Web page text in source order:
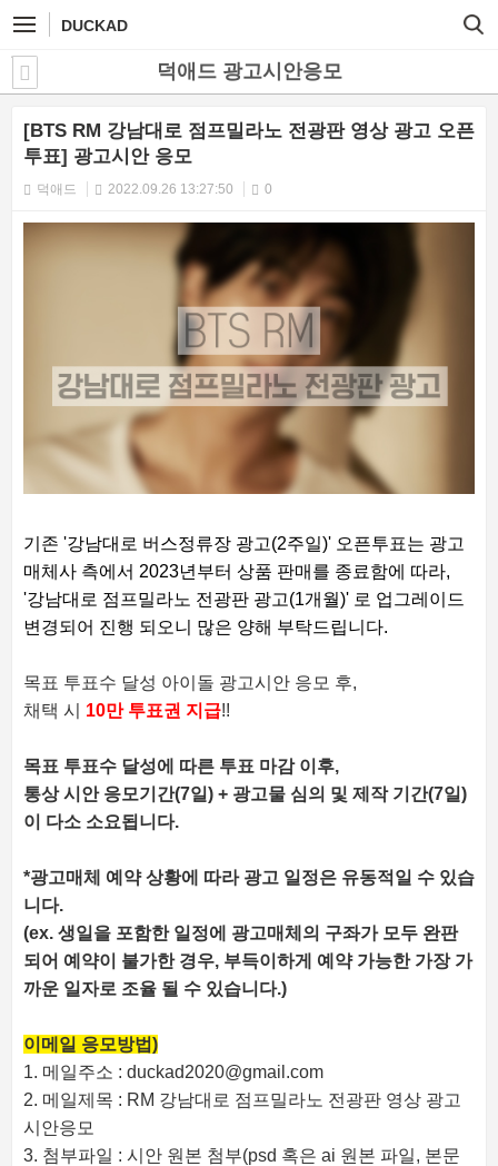
DUCKAD
덕애드 광고시안응모
[BTS RM 강남대로 점프밀라노 전광판 영상 광고 오픈
투표] 광고시안 응모
덕애드 2022.09.26 13:27:50 0
기존 '강남대로 버스정류장 광고(2주일)' 오픈투표는 광고
매체사 측에서 2023년부터 상품 판매를 종료함에 따라,
'강남대로 점프밀라노 전광판 광고(1개월)' 로 업그레이드
변경되어 진행 되오니 많은 양해 부탁드립니다.
목표 투표수 달성 아이돌 광고시안 응모 후,
채택 시 10만 투표권 지급!!
목표 투표수 달성에 따른 투표 마감 이후,
통상 시안 응모기간(7일) + 광고물 심의 및 제작 기간(7일)
이 다소 소요됩니다.
*광고매체 예약 상황에 따라 광고 일정은 유동적일 수 있습
니다.
(ex. 생일을 포함한 일정에 광고매체의 구좌가 모두 완판
되어 예약이 불가한 경우, 부득이하게 예약 가능한 가장 가
까운 일자로 조율 될 수 있습니다.)
이메일 응모방법)
1. 메일주소 : duckad2020@gmail.com
2. 메일제목 : RM 강남대로 점프밀라노 전광판 영상 광고
시안응모
3. 첨부파일 : 시안 원본 첨부(psd 혹은 ai 원본 파일, 본문